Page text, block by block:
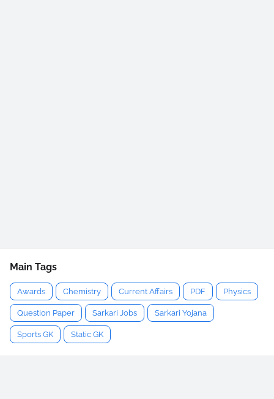
Main Tags
Awards Chemistry Current Affairs PDF Physics
Question Paper Sarkari Jobs Sarkari Yojana
Sports GK Static GK